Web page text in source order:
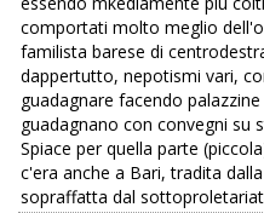
comportati molto meglio
familista barese di
dappertutto, nepotismi vari,
guadagnare facendo
guadagnano con convegni su
Spiace per quella parte
c'era anche a Bari, tradita
sopraffatta dal